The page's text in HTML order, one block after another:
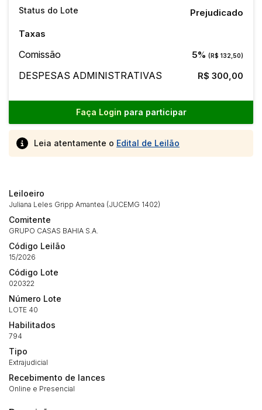
Status do Lote
Prejudicado
Taxas
Comissão 5% (R$ 132,50)
DESPESAS ADMINISTRATIVAS R$ 300,00
Faça Login para participar
Leia atentamente o Edital de Leilão
Leiloeiro
Juliana Leles Gripp Amantea (JUCEMG 1402)
Comitente
GRUPO CASAS BAHIA S.A.
Código Leilão
15/2026
Código Lote
020322
Número Lote
LOTE 40
Habilitados
794
Tipo
Extrajudicial
Recebimento de lances
Online e Presencial